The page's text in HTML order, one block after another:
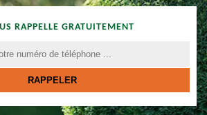
RAPPELLE GRATUITEMENT